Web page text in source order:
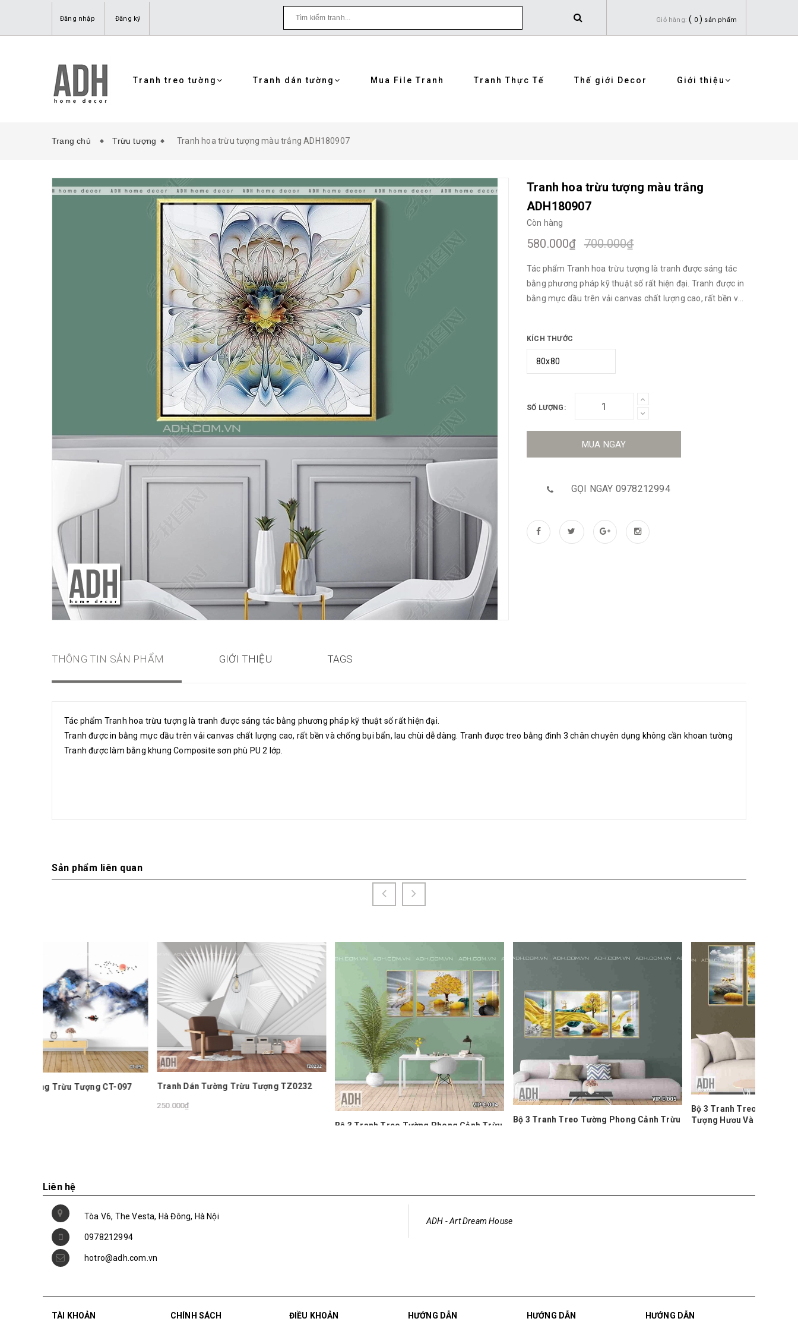
Đăng nhập Đăng ký Giỏ hàng: ( 0 ) sản phẩm
Tranh treo tường Tranh dán tường Mua File Tranh Tranh Thực Tế Thế giới Decor Giới thiệu
Trang chủ Trừu tượng Tranh hoa trừu tượng màu trắng ADH180907
Tranh hoa trừu tượng màu trắng
ADH180907
Còn hàng
580.000₫ 700.000₫
Tác phẩm Tranh hoa trừu tượng là tranh được sáng tác
bằng phương pháp kỹ thuật số rất hiện đại. Tranh được in
bằng mực dầu trên vải canvas chất lượng cao, rất bền và
được làm bằng khung Composite sơn phù PU 2 lớp.
KÍCH THƯỚC
SỐ LƯỢNG:
MUA NGAY
GỌI NGAY 0978212994
THÔNG TIN SẢN PHẨM GIỚI THIỆU TAGS
Tác phẩm Tranh hoa trừu tượng là tranh được sáng tác bằng phương pháp kỹ thuật số rất hiện đại.
Tranh được in bằng mực dầu trên vải canvas chất lượng cao, rất bền và chống bụi bẩn, lau chùi dễ dàng. Tranh được treo bằng đinh 3 chân chuyên dụng không cần khoan tường
Tranh được làm bằng khung Composite sơn phù PU 2 lớp.
Sản phẩm liên quan
Tranh Dán Tường Trừu Tượng TZ0232
Bộ 3 Tranh Treo Tường Phong Cảnh Trừu
Bộ 3 Tranh Treo Tường Phong Cảnh Trừu
Bộ 3 Tranh Treo Tường Phong Cảnh Trừu
Tượng Hươu Và Cây Vàng VIP-E-006
Liên hệ
Tòa V6, The Vesta, Hà Đông, Hà Nội
0978212994
hotro@adh.com.vn
ADH - Art Dream House
TÀI KHOẢN CHÍNH SÁCH ĐIỀU KHOẢN HƯỚNG DẪN HƯỚNG DẪN HƯỚNG DẪN